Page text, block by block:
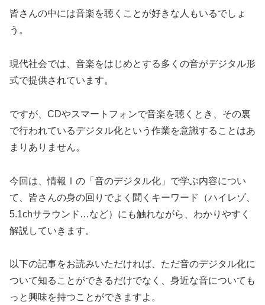
皆さんの中には音楽を聴くことが好きな人もいるでしょ
う。
現代社会では、音楽をはじめとする多くの音がデジタル形
式で提供されています。
ですが、CDやスマートフォンで音楽を聴くとき、その裏
で行われているデジタル化という作業を意識することはあ
まりありません。
今回は、情報Ⅰの「音のデジタル化」で学ぶ内容につい
て、皆さんの身の回りでよく聞くキーワード（ハイレゾ、
5.1chサラウンド…など）にも触れながら、わかりやすく
解説していきます。
以下の記事をお読みいただければ、ただ音のデジタル化に
ついて知ることができるだけでなく、身近な音についても
っと興味を持つことができますよ。